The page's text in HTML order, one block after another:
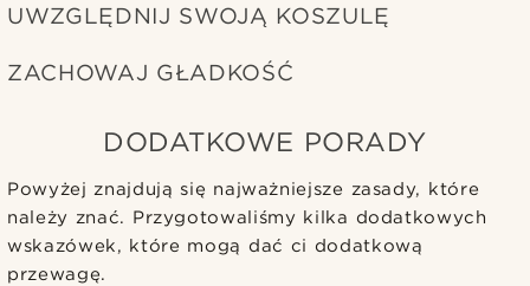
UWZGLĘDNIJ SWOJĄ KOSZULĘ
ZACHOWAJ GŁADKOŚĆ
DODATKOWE PORADY
Powyżej znajdują się najważniejsze zasady, które
należy znać. Przygotowaliśmy kilka dodatkowych
wskazówek, które mogą dać ci dodatkową
przewagę.